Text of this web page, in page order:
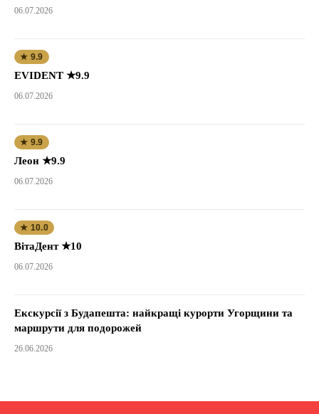
06.07.2026
★ 9.9
EVIDENT ★9.9
06.07.2026
★ 9.9
Леон ★9.9
06.07.2026
★ 10.0
ВітаДент ★10
06.07.2026
Екскурсії з Будапешта: найкращі курорти Угорщини та
маршрути для подорожей
26.06.2026